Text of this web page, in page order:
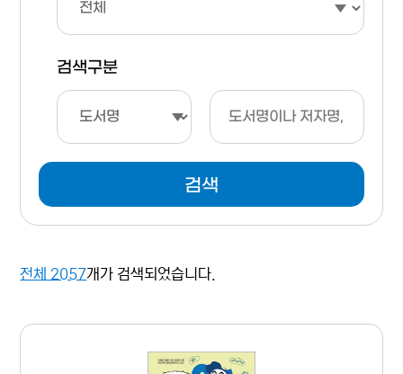
검색구분
검색
전체 2057개가 검색되었습니다.